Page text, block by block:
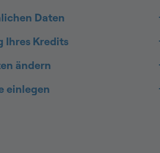
Daten
Ihres Kredits
ändern
einlegen